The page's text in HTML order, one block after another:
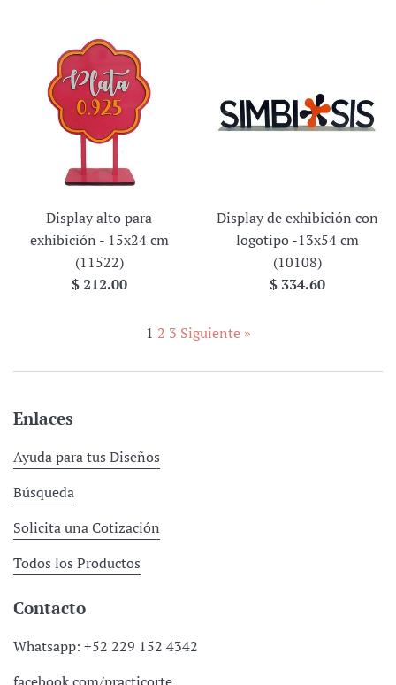
Display alto para
exhibición - 15x24 cm
(11522)
Precio
$ 212.00
Display de exhibición con
logotipo -13x54 cm
(10108)
Precio
$ 334.60
1 2 3 Siguiente »
Enlaces
Ayuda para tus Diseños
Búsqueda
Solicita una Cotización
Todos los Productos
Contacto
Whatsapp: +52 229 152 4342